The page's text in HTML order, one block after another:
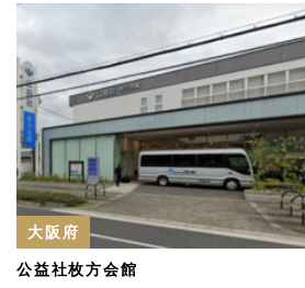
大阪府
公益社枚方会館